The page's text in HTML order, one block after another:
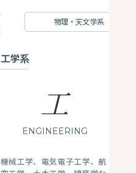
物理・天文学系
工学系
工
ENGINEERING
機械工学、電気電子工学、航